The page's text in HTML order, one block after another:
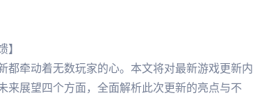
牵动着无数玩家的心。本文将对最新游戏更新内
来展望四个方面，全面解析此次更新的亮点与不